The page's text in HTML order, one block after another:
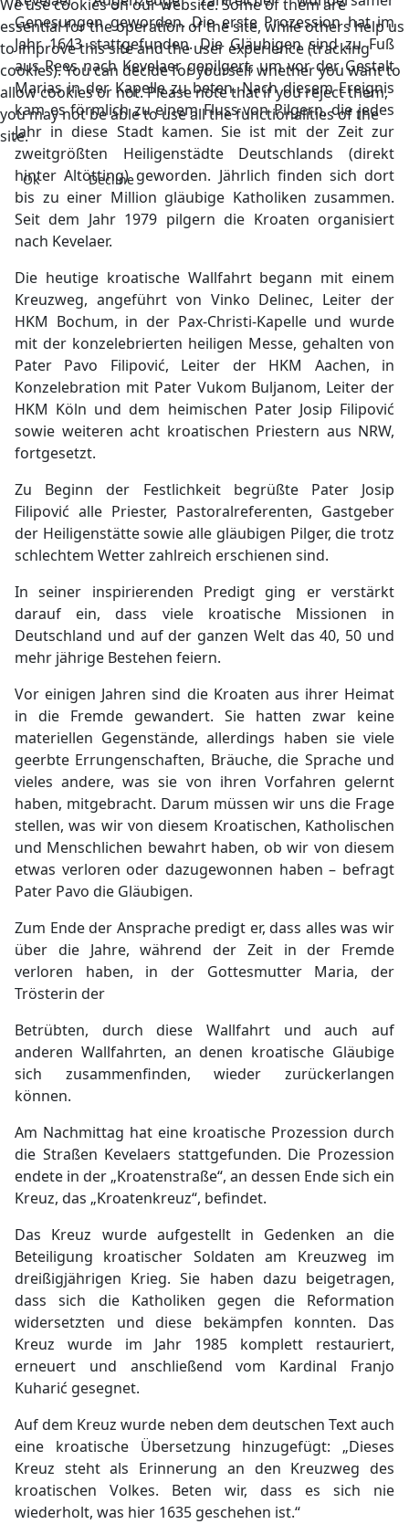
Genesungen geworden. Die erste Prozession hat im
Jahr 1643 stattgefunden. Die Gläubigen sind zu Fuß
aus Rees nach Kevelaer gepilgert, um vor der Gestalt
Marias in der Kapelle zu beten. Nach diesem Ereignis
kam es förmlich zu einem Fluss von Pilgern, die jedes
Jahr in diese Stadt kamen. Sie ist mit der Zeit zur
zweitgrößten Heiligenstädte Deutschlands (direkt
hinter Altötting) geworden. Jährlich finden sich dort
bis zu einer Million gläubige Katholiken zusammen.
Seit dem Jahr 1979 pilgern die Kroaten organisiert
nach Kevelaer.
Die heutige kroatische Wallfahrt begann mit einem
Kreuzweg, angeführt von Vinko Delinec, Leiter der
HKM Bochum, in der Pax-Christi-Kapelle und wurde
mit der konzelebrierten heiligen Messe, gehalten von
Pater Pavo Filipović, Leiter der HKM Aachen, in
Konzelebration mit Pater Vukom Buljanom, Leiter der
HKM Köln und dem heimischen Pater Josip Filipović
sowie weiteren acht kroatischen Priestern aus NRW,
fortgesetzt.
Zu Beginn der Festlichkeit begrüßte Pater Josip
Filipović alle Priester, Pastoralreferenten, Gastgeber
der Heiligenstätte sowie alle gläubigen Pilger, die trotz
schlechtem Wetter zahlreich erschienen sind.
In seiner inspirierenden Predigt ging er verstärkt
darauf ein, dass viele kroatische Missionen in
Deutschland und auf der ganzen Welt das 40, 50 und
mehr jährige Bestehen feiern.
Vor einigen Jahren sind die Kroaten aus ihrer Heimat
in die Fremde gewandert. Sie hatten zwar keine
materiellen Gegenstände, allerdings haben sie viele
geerbte Errungenschaften, Bräuche, die Sprache und
vieles andere, was sie von ihren Vorfahren gelernt
haben, mitgebracht. Darum müssen wir uns die Frage
stellen, was wir von diesem Kroatischen, Katholischen
und Menschlichen bewahrt haben, ob wir von diesem
etwas verloren oder dazugewonnen haben – befragt
Pater Pavo die Gläubigen.
Zum Ende der Ansprache predigt er, dass alles was wir
über die Jahre, während der Zeit in der Fremde
verloren haben, in der Gottesmutter Maria, der
Trösterin der
Betrübten, durch diese Wallfahrt und auch auf
anderen Wallfahrten, an denen kroatische Gläubige
sich zusammenfinden, wieder zurückerlangen
können.
Am Nachmittag hat eine kroatische Prozession durch
die Straßen Kevelaers stattgefunden. Die Prozession
endete in der „Kroatenstraße“, an dessen Ende sich ein
Kreuz, das „Kroatenkreuz“, befindet.
Das Kreuz wurde aufgestellt in Gedenken an die
Beteiligung kroatischer Soldaten am Kreuzweg im
dreißigjährigen Krieg. Sie haben dazu beigetragen,
dass sich die Katholiken gegen die Reformation
widersetzten und diese bekämpfen konnten. Das
Kreuz wurde im Jahr 1985 komplett restauriert,
erneuert und anschließend vom Kardinal Franjo
Kuharić gesegnet.
Auf dem Kreuz wurde neben dem deutschen Text auch
eine kroatische Übersetzung hinzugefügt: „Dieses
Kreuz steht als Erinnerung an den Kreuzweg des
kroatischen Volkes. Beten wir, dass es sich nie
wiederholt, was hier 1635 geschehen ist.“
We use cookies on our website. Some of them are
essential for the operation of the site, while others help us
to improve this site and the user experience (tracking
cookies). You can decide for yourself whether you want to
allow cookies or not. Please note that if you reject them,
you may not be able to use all the functionalities of the
site.
Ok Decline